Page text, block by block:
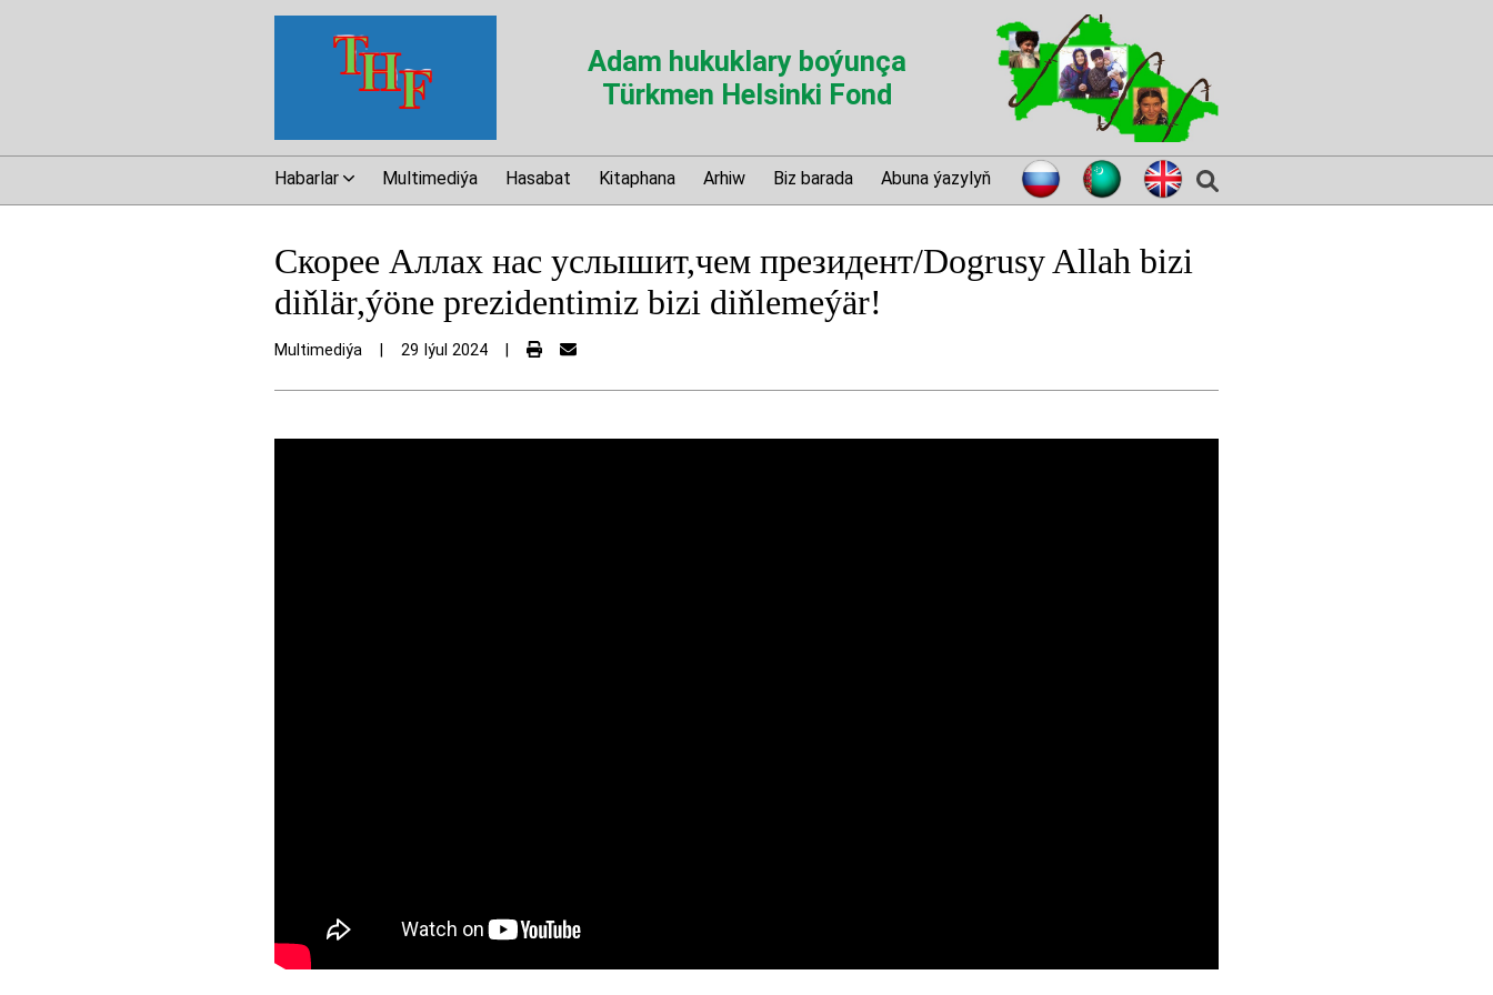
Adam hukuklary boýunça
Türkmen Helsinki Fond
Habarlar Multimediýa Hasabat Kitaphana Arhiw Biz barada Abuna ýazylyň
Скорее Аллах нас услышит,чем президент/Dogrusy Allah bizi
diňlär,ýöne prezidentimiz bizi diňlemeýär!
Multimediýa 29 Iýul 2024